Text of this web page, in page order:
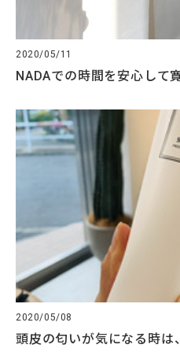
2020/05/11
NADAでの時間を安心して
2020/05/08
頭皮の匂いが気になる時は